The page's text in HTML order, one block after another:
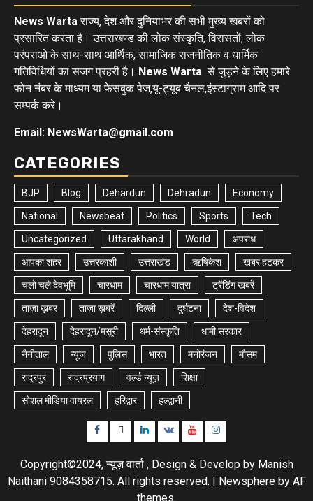
News Wartaराज्य, देश और दुनियाभर की सभी मुख्य खबरों को
प्रसारित करता है। उत्तराखण्ड की लोक संस्कृति, विरासतों, लोक
परंपराओ के साथ-साथ आर्थिक, सामाजिक राजनीतिक व धार्मिक
गतिविधियों का सजग प्रहरी है। News Warta से जुड़ने के लिए हमारे
फोन नंबर के माध्यम या फेसबुक पेज,यू-ट्यूब चैनल,इंस्टाग्राम आदि पर
सम्पर्क करे।
Email: NewsWarta@gmail.com
CATEGORIES
BJP Blog Dehardun Dehradun Economy
National Newsbeat Politics Sports Tech
Uncategorized Uttarakhand World अपराध
आपका शहर उत्तरकाशी उत्तराखंड ऋषिकेश खबर हटकर
चलो चले देवभूमि चारधाम चारधाम यात्रा ट्रेंडिंग खबरें
ताज़ा ख़बर ताज़ा ख़बरें दिल्ली दुर्घटना देश-विदेश
देहरादून देहरादून/मसूरी धर्म-संस्कृति धामी सरकार
नैनीताल न्यूज़ पुलिस भारत मनोरंजन मौसम
रुद्रपुर रुद्रप्रयाग वर्ल्ड न्यूज़ शिक्षा
सोशल मीडिया वायरल हरिद्वार हल्द्वानी
Facebook
TwitterLinkedin
VK YoutubeInstagram
Copyright©2024, न्यूज़ वार्ता , Design & Develop by Manish
Naithani 9084358715. All rights reserved. | Newsphereby AF
themes.